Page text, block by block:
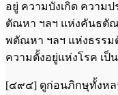
อยู่ ความบังเกิด ความ
ตัณหา ฯลฯ แห่งคันธตั
พตัณหา ฯลฯ แห่งธรรม
ความตั้งอยู่แห่งโรค เ
[๔๙๔] ดูก่อนภิกษุทั้งหล